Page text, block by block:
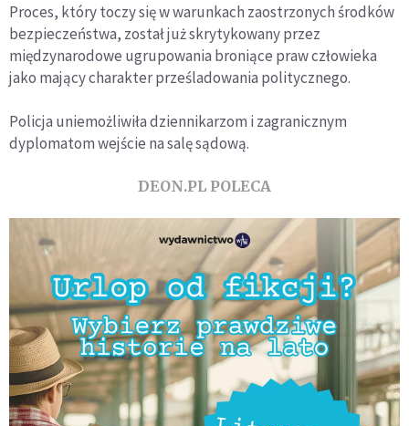
Proces, który toczy się w warunkach zaostrzonych środków
bezpieczeństwa, został już skrytykowany przez
międzynarodowe ugrupowania broniące praw człowieka
jako mający charakter prześladowania politycznego.
Policja uniemożliwiła dziennikarzom i zagranicznym
dyplomatom wejście na salę sądową.
DEON.PL POLECA